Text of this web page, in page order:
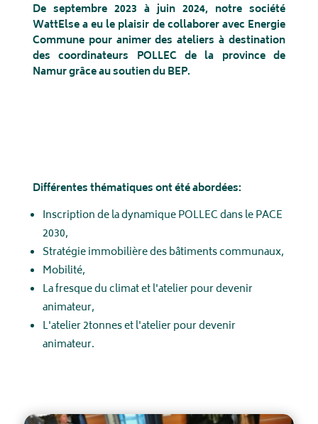
De septembre 2023 à juin 2024, notre société
WattElse a eu le plaisir de collaborer avec Energie
Commune pour animer des ateliers à destination
des coordinateurs POLLEC de la province de
Namur grâce au soutien du BEP.
Différentes thématiques ont été abordées:
Inscription de la dynamique POLLEC dans le PACE
2030,
Stratégie immobilière des bâtiments communaux,
Mobilité,
La fresque du climat et l'atelier pour devenir
animateur,
L'atelier 2tonnes et l'atelier pour devenir
animateur.